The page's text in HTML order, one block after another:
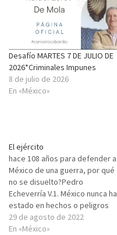
Desafío MARTES 7 DE JULIO DE
2026*Criminales Impunes
8 de julio de 2026
En «México»
El ejército
hace 108 años para defender a
México de una guerra, por qué
no se disuelto?Pedro
Echeverría V.1. México nunca ha
estado en hechos o peligros
de Guerra, tal como la han
sufrido los países
29 de agosto de 2022
En «México»